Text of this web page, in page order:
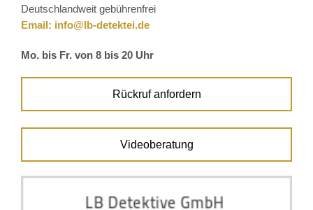
Deutschlandweit gebührenfrei
Email: info@lb-detektei.de
Mo. bis Fr. von 8 bis 20 Uhr
Rückruf anfordern
Videoberatung